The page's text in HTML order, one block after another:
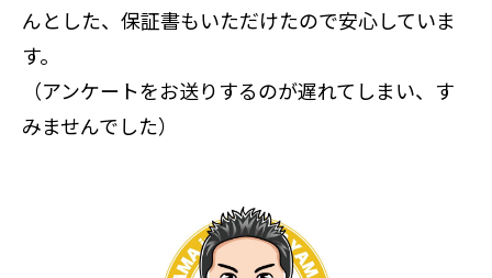
んとした、保証書もいただけたので安心していま
す。
（アンケートをお送りするのが遅れてしまい、す
みませんでした）